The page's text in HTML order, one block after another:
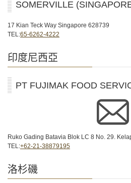
SOMERVILLE
17 Kian Teck Way Singapore 628739
TEL:65-6262-4222
印度尼西亞
PT FUJIMAK FOOD
Ruko Gading Batavia Blok LC 8 No. 29.
TEL:+62-21-38879195
洛杉磯